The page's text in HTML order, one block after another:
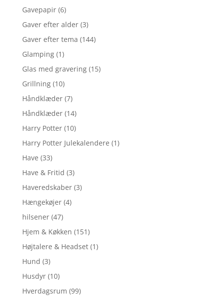
Gavepapir (6)
Gaver efter alder (3)
Gaver efter tema (144)
Glamping (1)
Glas med gravering (15)
Grillning (10)
Håndklæder (7)
Håndklæder (14)
Harry Potter (10)
Harry Potter Julekalendere (1)
Have (33)
Have & Fritid (3)
Haveredskaber (3)
Hængekøjer (4)
hilsener (47)
Hjem & Køkken (151)
Højtalere & Headset (1)
Hund (3)
Husdyr (10)
Hverdagsrum (99)